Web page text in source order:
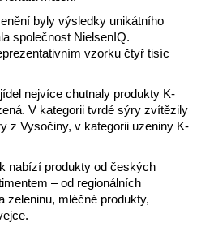
byly výsledky unikátního
společnost NielsenIQ.
vzorku čtyř tisíc
nejvíce chutnaly produkty K-
V kategorii tvrdé sýry zvítězily
z Vysočiny, v kategorii uzeniny K-
nabízí produkty od českých
– od regionálních
zeleninu, mléčné produkty,